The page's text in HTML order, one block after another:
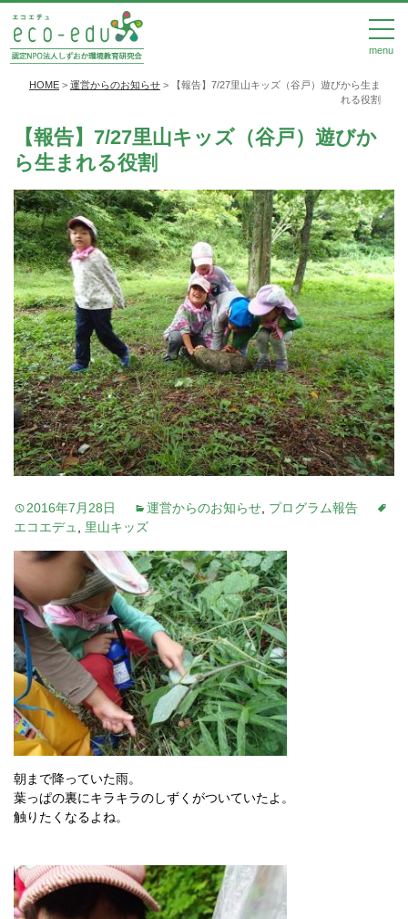
menu
HOME > 運営からのお知らせ >
【報告】7/27里山キッズ（谷戸）遊びから生ま
れる役割
【報告】7/27里山キッズ（谷戸）遊びか
ら生まれる役割
2016年7月28日 運営からのお知らせ プログラム報告
エコエデュ
里山キッズ
朝まで降っていた雨。
葉っぱの裏にキラキラのしずくがついていたよ。
触りたくなるよね。